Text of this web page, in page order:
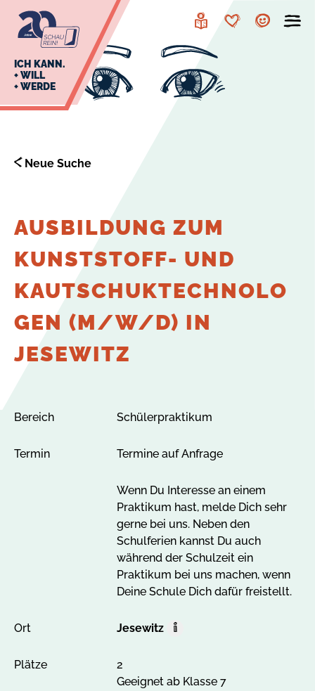
Navigation
Inhalt
Leichte
MerkzettelAccount
ICH KANN.
+ WILL
+ WERDE
Neue Suche
AUSBILDUNG ZUM
KUNSTSTOFF- UND
KAUTSCHUKTECHNOLO
GEN (M/W/D) IN
JESEWITZ
Bereich Schülerpraktikum
Termin Termine auf Anfrage
Wenn Du Interesse an einem
Praktikum hast, melde Dich sehr
gerne bei uns. Neben den
Schulferien kannst Du auch
während der Schulzeit ein
Praktikum bei uns machen, wenn
Deine Schule Dich dafür freistellt.
Ort Jesewitz
A
Plätze
2
Geeignet ab Klasse 7